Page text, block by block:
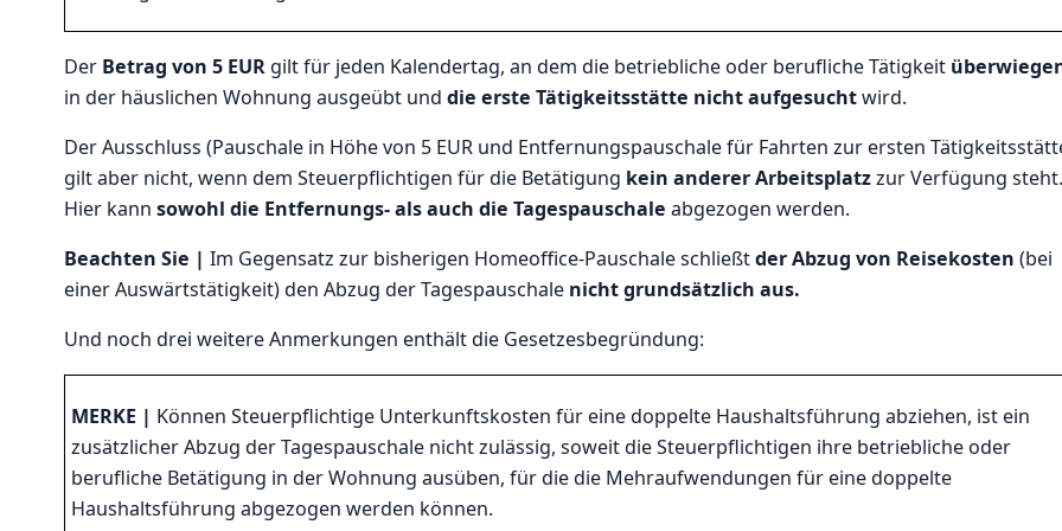
Der Betrag von 5 EUR gilt für jeden Kalendertag, an dem die betriebliche oder berufliche Tätigkeit
in der häuslichen Wohnung ausgeübt und die erste Tätigkeitsstätte nicht aufgesuchtwird.
Der Ausschluss (Pauschale in Höhe von 5 EUR und Entfernungspauschale für Fahrten zur ersten
gilt aber nicht, wenn dem Steuerpflichtigen für die Betätigung kein anderer Arbeitsplatzzur Verfügung steht.
Hier kann sowohl die Entfernungs- als auch die Tagespauschale abgezogen werden.
Beachten Sie | Im Gegensatz zur bisherigen Homeoffice-Pauschale schließtder Abzug von Reisekosten (bei
einer Auswärtstätigkeit) den Abzug der Tagespauschale nicht grundsätzlich aus.
Und noch drei weitere Anmerkungen enthält die Gesetzesbegründung:
MERKE | Können Steuerpflichtige Unterkunftskosten für eine doppelte Haushaltsführung abziehen, ist ein
zusätzlicher Abzug der Tagespauschale nicht zulässig, soweit die Steuerpflichtigen ihre betriebliche oder
berufliche Betätigung in der Wohnung ausüben, für die die Mehraufwendungen für eine doppelte
Haushaltsführung abgezogen werden können.